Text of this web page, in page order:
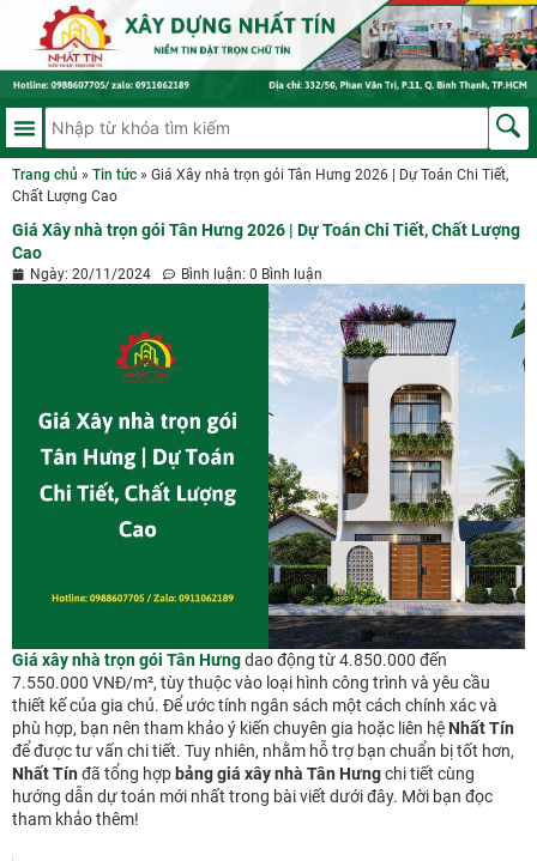
Trang chủ » Tin tức » Giá Xây nhà trọn gói Tân Hưng 2026 | Dự Toán Chi Tiết,
Chất Lượng Cao
Giá Xây nhà trọn gói Tân Hưng 2026 | Dự Toán Chi Tiết, Chất Lượng
Cao
Ngày: 20/11/2024 Bình luận: 0 Bình luận
Giá xây nhà trọn gói Tân Hưngdao động từ 4.850.000 đến
7.550.000 VNĐ/m², tùy thuộc vào loại hình công trình và yêu cầu
thiết kế của gia chủ. Để ước tính ngân sách một cách chính xác và
phù hợp, bạn nên tham khảo ý kiến chuyên gia hoặc liên hệ Nhất Tín
để được tư vấn chi tiết. Tuy nhiên, nhằm hỗ trợ bạn chuẩn bị tốt hơn,
Nhất Tín đã tổng hợp bảng giá xây nhà Tân Hưngchi tiết cùng
hướng dẫn dự toán mới nhất trong bài viết dưới đây. Mời bạn đọc
tham khảo thêm!